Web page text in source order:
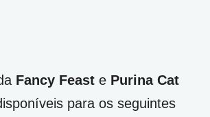
Fancy Feast e Purina Cat
para os seguintes